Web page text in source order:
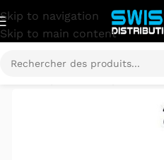
Skip to navigation
Skip to main content